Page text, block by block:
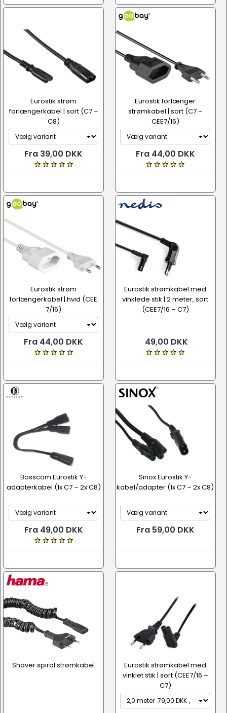
Eurostik strøm
forlængerkabel | sort (C7 –
C8)
Fra 39,00 DKK
Eurostik forlænger
strømkabel | sort (C7 –
CEE7/16)
Fra 44,00 DKK
Eurostik strøm
forlængerkabel | hvid (CEE
7/16)
Fra 44,00 DKK
Eurostik strømkabel med
vinklede stik | 2 meter, sort
(CEE7/16 – C7)
49,00 DKK
Bosscom Eurostik Y-
adapterkabel (1x C7 – 2x C8)
Fra 49,00 DKK
Sinox Eurostik Y-
kabel/adapter (1x C7 – 2x C8)
Fra 59,00 DKK
Shaver spiral strømkabel
Eurostik strømkabel med
vinklet stik | sort (CEE7/16 –
C7)